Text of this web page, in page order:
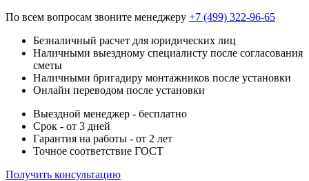
По всем вопросам звоните менеджеру +7 (499) 322-96-65
Безналичный расчет для юридических лиц
Наличными выездному специалисту после согласования
сметы
Наличными бригадиру монтажников после установки
Онлайн переводом после установки
Выездной менеджер - бесплатно
Срок - от 3 дней
Гарантия на работы - от 2 лет
Точное соответствие ГОСТ
Получить консультацию